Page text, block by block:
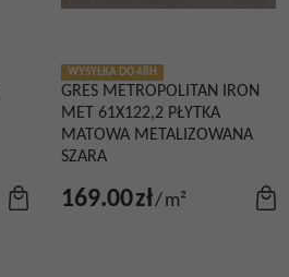
WYSYŁKA DO 48H
GRES METROPOLITAN IRON
MET 61X122,2 PŁYTKA
MATOWA METALIZOWANA
SZARA
169.00zł/m²